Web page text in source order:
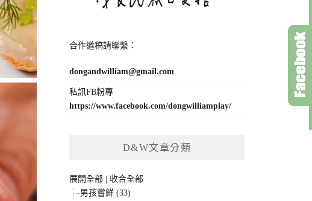
合作邀稿請聯繫：
dongandwilliam@gmail.com
私訊FB粉專
https://www.facebook.com/dongwilliamplay/
D&W文章分類
展開全部
收合全部
男孩嘗鮮 (33)